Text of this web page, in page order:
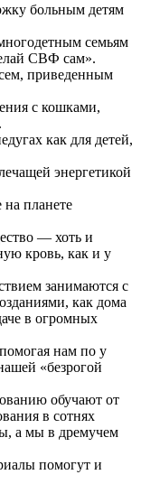
больным детям
семьям
СВФ сам».
приведенным
с кошками,
как для детей,
энергетикой
планете
— хоть и
кровь, как и у
занимаются с
как дома
в огромных
нам по у
«безрогой
обучают от
в сотнях
а мы в дремучем
помогут и